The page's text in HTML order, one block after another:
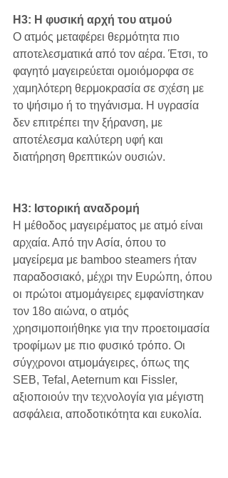
H3: Η φυσική αρχή του ατμού
Ο ατμός μεταφέρει θερμότητα πιο
αποτελεσματικά από τον αέρα. Έτσι, το
φαγητό μαγειρεύεται ομοιόμορφα σε
χαμηλότερη θερμοκρασία σε σχέση με
το ψήσιμο ή το τηγάνισμα. Η υγρασία
δεν επιτρέπει την ξήρανση, με
αποτέλεσμα καλύτερη υφή και
διατήρηση θρεπτικών ουσιών.
H3: Ιστορική αναδρομή
Η μέθοδος μαγειρέματος με ατμό είναι
αρχαία. Από την Ασία, όπου το
μαγείρεμα με bamboo steamers ήταν
παραδοσιακό, μέχρι την Ευρώπη, όπου
οι πρώτοι ατμομάγειρες εμφανίστηκαν
τον 18ο αιώνα, ο ατμός
χρησιμοποιήθηκε για την προετοιμασία
τροφίμων με πιο φυσικό τρόπο. Οι
σύγχρονοι ατμομάγειρες, όπως της
SEB, Tefal, Aeternum και Fissler,
αξιοποιούν την τεχνολογία για μέγιστη
ασφάλεια, αποδοτικότητα και ευκολία.